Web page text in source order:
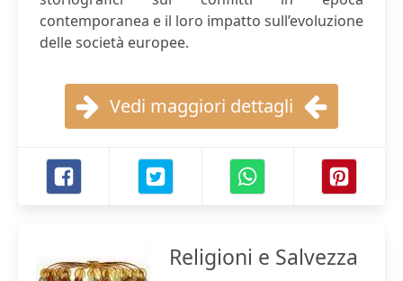
contemporanea e il loro impatto sull’evoluzione
delle società europee.
Vedi maggiori dettagli
Religioni e Salvezza